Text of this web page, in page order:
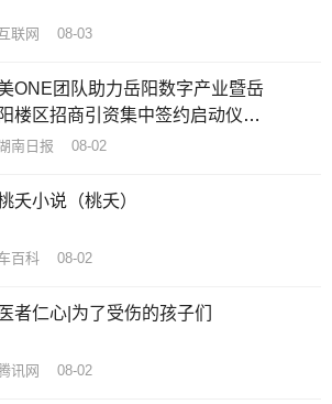
联网 08-03
ONE团队助力岳阳数字产业暨岳
阳楼区招商引资集中签约启动仪式
洞庭在线数字产业园圆满举行
南日报 08-02
夭小说（桃夭）
百科 08-02
医者仁心|为了受伤的孩子们
讯网 08-02